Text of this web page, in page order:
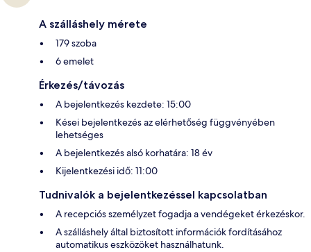
A szálláshely mérete
179 szoba
6 emelet
Érkezés/távozás
A bejelentkezés kezdete: 15:00
Kései bejelentkezés az elérhetőség függvényében
lehetséges
A bejelentkezés alsó korhatára: 18 év
Kijelentkezési idő: 11:00
Tudnivalók a bejelentkezéssel kapcsolatban
A recepciós személyzet fogadja a vendégeket érkezéskor.
A szálláshely által biztosított információk fordításához
automatikus eszközöket használhatunk.